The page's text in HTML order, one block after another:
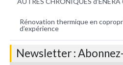
Rénovation thermique en
d’expérience
Newsletter :